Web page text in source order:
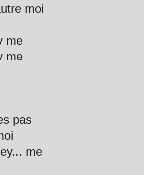
moi
me
me
pas
me